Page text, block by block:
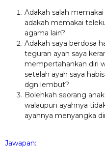
Adakah salah
adakah memakai
agama lain?
Adakah saya berdosa
teguran ayah saya
mempertahankan diri
setelah ayah saya
dgn lembut?
Bolehkah seorang
walaupun ayahnya
ayahnya menyangka
Jawapan: